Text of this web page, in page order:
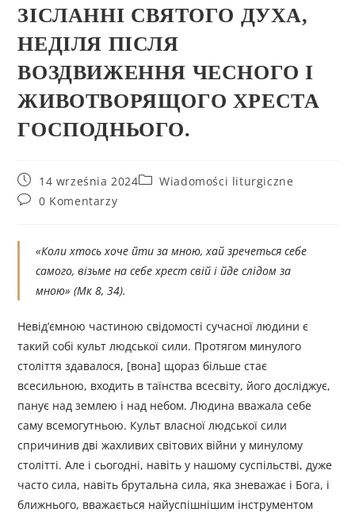
ЗІСЛАННІ СВЯТОГО ДУХА,
НЕДІЛЯ ПІСЛЯ
ВОЗДВИЖЕННЯ ЧЕСНОГО І
ЖИВОТВОРЯЩОГО ХРЕСТА
ГОСПОДНЬОГО.
14 września 2024
Wiadomości liturgiczne
0 Komentarzy
«Коли хтось хоче йти за мною, хай зречеться себе
самого, візьме на себе хрест свій і йде слідом за
мною» (Мк 8, 34).
Невід’ємною частиною свідомості сучасної людини є
такий собі культ людської сили. Протягом минулого
століття здавалося, [вона] щораз більше стає
всесильною, входить в таїнства всесвіту, його досліджує,
панує над землею і над небом. Людина вважала себе
саму всемогутньою. Культ власної людської сили
спричинив дві жахливих світових війни у минулому
столітті. Але і сьогодні, навіть у нашому суспільстві, дуже
часто сила, навіть брутальна сила, яка зневажає і Бога, і
ближнього, вважається найуспішнішим інструментом